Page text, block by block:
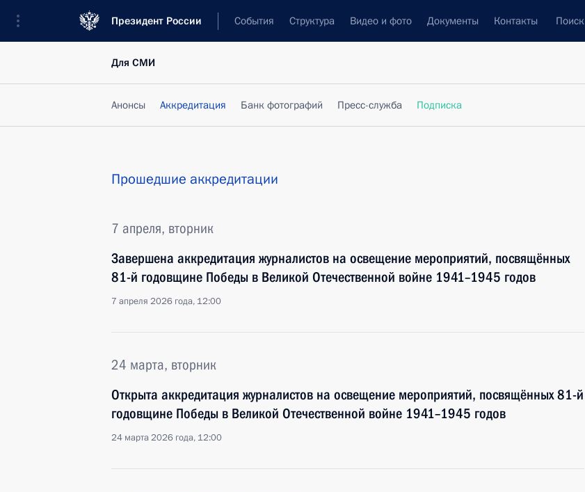
Президент России События Структура Видео и фото Документы Контакты Поиск
Для СМИ
Анонсы Аккредитация Банк фотографий Пресс-служба Подписка
Прошедшие аккредитации
7 апреля, вторник
Завершена аккредитация журналистов на освещение мероприятий, посвящённых
81-й годовщине Победы в Великой Отечественной войне 1941–1945 годов
7 апреля 2026 года, 12:00
24 марта, вторник
Открыта аккредитация журналистов на освещение мероприятий, посвящённых 81-й
годовщине Победы в Великой Отечественной войне 1941–1945 годов
24 марта 2026 года, 12:00